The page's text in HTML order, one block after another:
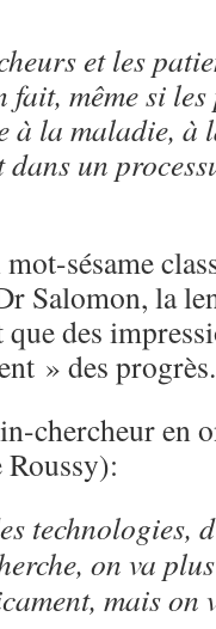
et les
fait, même si
à la maladie, à
un
sésame
Salomon, la
des
» des progrès.
chercheur en
technologies,
on va
mais on